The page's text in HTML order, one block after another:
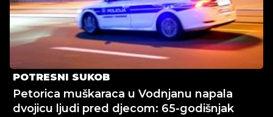
POTRESNI SUKOB
Petorica muškaraca u Vodnjanu napala
dvojicu ljudi pred djecom: 65-godišnjak